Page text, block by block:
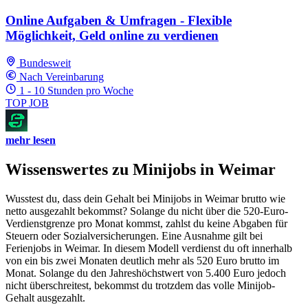
Online Aufgaben & Umfragen - Flexible
Möglichkeit, Geld online zu verdienen
Bundesweit
Nach Vereinbarung
1 - 10 Stunden pro Woche
TOP JOB
mehr lesen
Wissenswertes zu Minijobs in Weimar
Wusstest du, dass dein Gehalt bei Minijobs in Weimar brutto wie
netto ausgezahlt bekommst? Solange du nicht über die 520-Euro-
Verdienstgrenze pro Monat kommst, zahlst du keine Abgaben für
Steuern oder Sozialversicherungen. Eine Ausnahme gilt bei
Ferienjobs in Weimar. In diesem Modell verdienst du oft innerhalb
von ein bis zwei Monaten deutlich mehr als 520 Euro brutto im
Monat. Solange du den Jahreshöchstwert von 5.400 Euro jedoch
nicht überschreitest, bekommst du trotzdem das volle Minijob-
Gehalt ausgezahlt.